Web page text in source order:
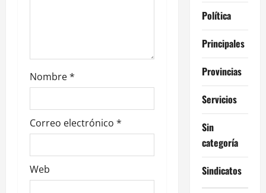
a
s
Nombre*
Correo electrónico *
Web
Política
Principales
Provincias
Servicios
Sin
categoría
Sindicatos